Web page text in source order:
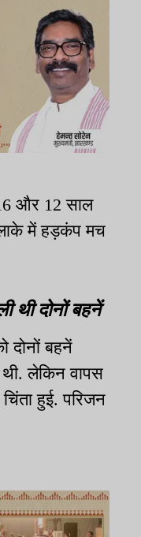
और 12 साल
में हड़कंप मच
थी दोनों बहनें
दोनों बहनें
लेकिन वापस
हुई. परिजन